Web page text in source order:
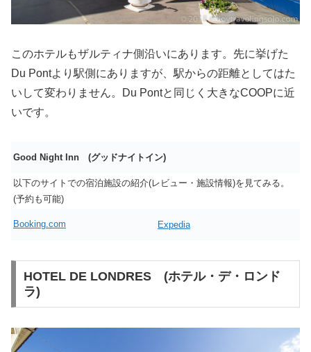
このホテルもザルティナ側沿いにあります。先に挙げた
Du Pontより駅側にありますが、駅からの距離としてはた
いして変わりません。Du Pontと同じく大きなCOOPに近
いです。
Good Night Inn (グッドナイトイン)
以下のサイトでの宿泊施設の紹介(レビュー・施設情報)を見てみる。
(予約も可能)
Booking.com Expedia
HOTEL DE LONDRES (ホテル・デ・ロンド
ラ)